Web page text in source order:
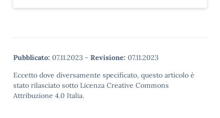
Pubblicato: 07.11.2023 - Revisione: 07.11.2023
Eccetto dove diversamente specificato, questo articolo è
stato rilasciato sotto Licenza Creative Commons
Attribuzione 4.0 Italia.